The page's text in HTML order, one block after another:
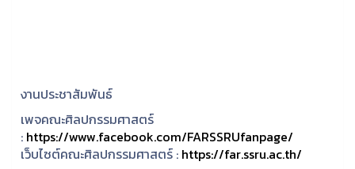
งานประชาสัมพันธ์
เพจคณะศิลปกรรมศาสตร์
: https://www.facebook.com/FARSSRUfanpage/
เว็บไซต์คณะศิลปกรรมศาสตร์ : https://far.ssru.ac.th/